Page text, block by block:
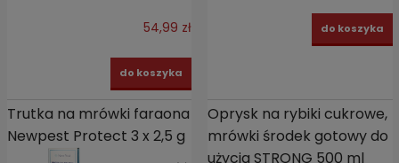
54,99 zł
do koszyka
do koszyka
Trutka na mrówki faraona
Newpest Protect 3 x 2,5 g
Oprysk na rybiki cukrowe,
mrówki środek gotowy do
użycia STRONG 500 ml